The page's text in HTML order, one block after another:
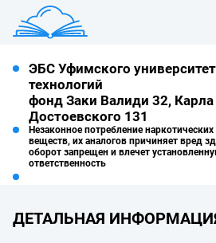
ЭБС Уфимского
технологий
фонд Заки Валиди 32,
Достоевского 131
Незаконное потребление
веществ, их аналогов причиняет вред
оборот запрещен и влечет
ответственность
ДЕТАЛЬНАЯ